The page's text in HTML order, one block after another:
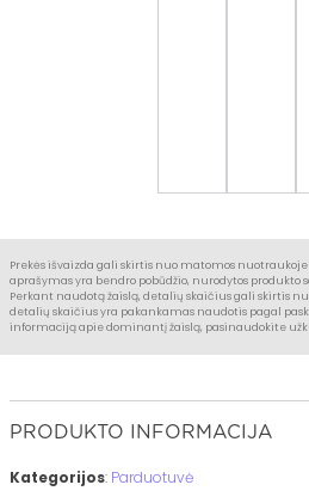
Prekės išvaizda gali skirtis nuo matomos
aprašymas yra bendro pobūdžio, nurodytos produkto
Perkant naudotą žaislą, detalių skaičius gali skirtis
detalių skaičius yra pakankamas naudotis pagal
informaciją apie dominantį žaislą, pasinaudokite
PRODUKTO INFORMACIJA
Kategorijos: Parduotuvė